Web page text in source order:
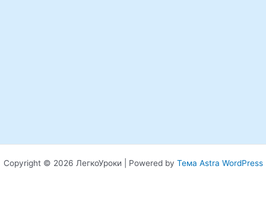
Copyright © 2026 ЛегкоУроки | Powered by Тема Astra WordPress